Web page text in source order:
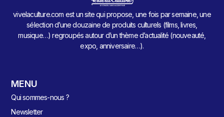
vivelaculture.com est un site qui propose, une fois par semaine, une
sélection d’une douzaine de produits culturels (films, livres,
musique…) regroupés autour d’un thème d’actualité (nouveauté,
expo, anniversaire…).
MENU
Qui sommes-nous ?
Newsletter